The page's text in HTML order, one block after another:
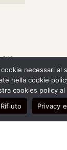
la
necessari al
nella cookie
cookies policy
Rifiuto Privacy